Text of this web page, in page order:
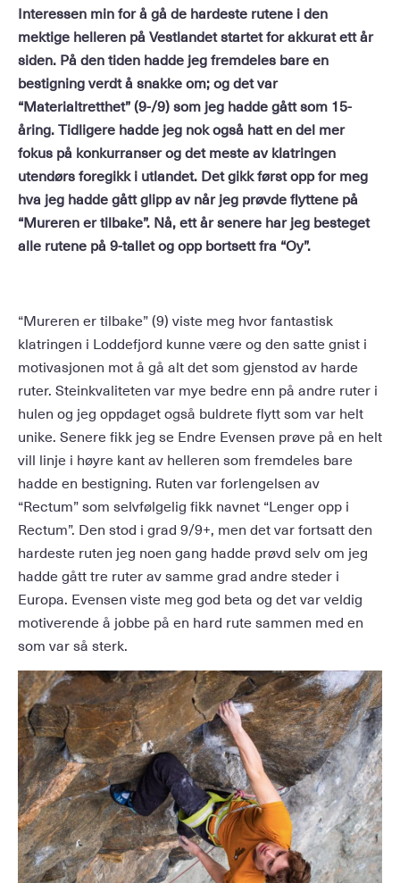
Interessen min for å gå de hardeste rutene i den
mektige helleren på Vestlandet startet for akkurat ett år
siden. På den tiden hadde jeg fremdeles bare en
bestigning verdt å snakke om; og det var
“Materialtretthet” (9-/9) som jeg hadde gått som 15-
åring. Tidligere hadde jeg nok også hatt en del mer
fokus på konkurranser og det meste av klatringen
utendørs foregikk i utlandet. Det gikk først opp for meg
hva jeg hadde gått glipp av når jeg prøvde flyttene på
“Mureren er tilbake”. Nå, ett år senere har jeg besteget
alle rutene på 9-tallet og opp bortsett fra “Oy”.
“Mureren er tilbake” (9) viste meg hvor fantastisk
klatringen i Loddefjord kunne være og den satte gnist i
motivasjonen mot å gå alt det som gjenstod av harde
ruter. Steinkvaliteten var mye bedre enn på andre ruter i
hulen og jeg oppdaget også buldrete flytt som var helt
unike. Senere fikk jeg se Endre Evensen prøve på en helt
vill linje i høyre kant av helleren som fremdeles bare
hadde en bestigning. Ruten var forlengelsen av
“Rectum” som selvfølgelig fikk navnet “Lenger opp i
Rectum”. Den stod i grad 9/9+, men det var fortsatt den
hardeste ruten jeg noen gang hadde prøvd selv om jeg
hadde gått tre ruter av samme grad andre steder i
Europa. Evensen viste meg god beta og det var veldig
motiverende å jobbe på en hard rute sammen med en
som var så sterk.